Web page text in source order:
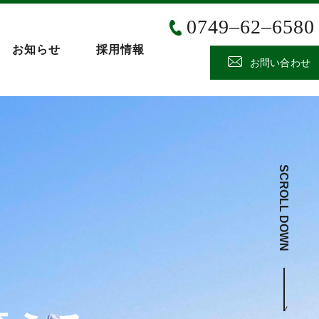
お知らせ 採用情報
0749‒62‒6580
お問い合わせ
SCROLL DOWN